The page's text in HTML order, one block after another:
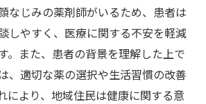
なじみの薬剤師がいるため、患者は
しやすく、医療に関する不安を軽減
。また、患者の背景を理解した上で
、適切な薬の選択や生活習慣の改善
により、地域住民は健康に関する意